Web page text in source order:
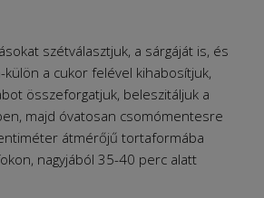
szétválasztjuk, a sárgáját is, és
a cukor felével kihabosítjuk,
összeforgatjuk, beleszitáljuk a
majd óvatosan csomómentesre
átmérőjű tortaformába
nagyjából 35-40 perc alatt